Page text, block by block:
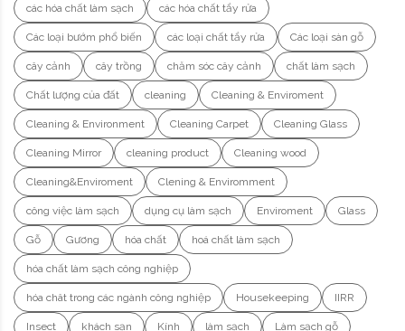
các hóa chất làm sạch các hóa chất tẩy rửa
Các loại bướm phổ biến các loại chất tẩy rửa Các loại sàn gỗ
cây cảnh cây trồng chăm sóc cây cảnh chất làm sạch
Chất lượng của đất cleaning Cleaning & Enviroment
Cleaning & Environment Cleaning Carpet Cleaning Glass
Cleaning Mirror cleaning product Cleaning wood
Cleaning&Enviroment Clening & Enviromment
công việc làm sạch dụng cụ làm sạch Enviroment Glass
Gỗ Gương hóa chất hoá chất làm sạch
hóa chất làm sạch công nghiệp
hóa chât trong các ngành công nghiệp Housekeeping IIRR
Insect khách sạn Kính làm sạch Làm sạch gỗ